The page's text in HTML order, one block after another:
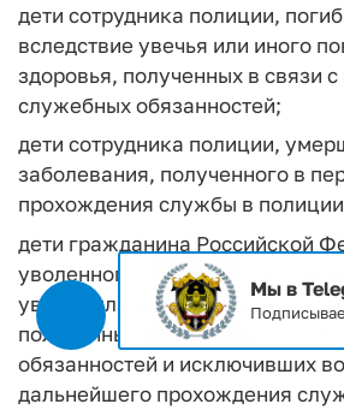
дети сотрудника полиции,
вследствие увечья или иного
здоровья, полученных в связи
служебных обязанностей;
дети сотрудника полиции,
заболевания, полученного в
прохождения службы в
дети гражданина Российской
уволенного со службы в
увечья или иного повреждения
полученных в связи с
обязанностей и исключивших
дальнейшего прохождения
Мы в